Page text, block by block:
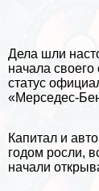
Дела шли
начала
статус
«Мерседес-
Капитал и
годом росли,
начали